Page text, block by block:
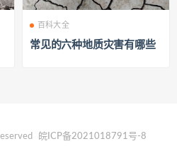
百科大全
常见的六种地质灾害有哪些
皖ICP备2021018791号-8